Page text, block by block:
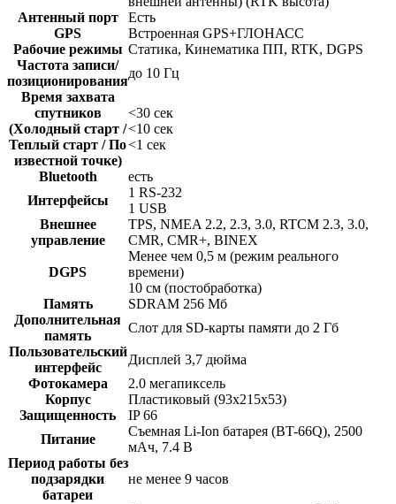
Антенный порт
Есть
GPS
Встроенная GPS+ГЛОНАСС
Рабочие режимы Статика, Кинематика ПП, RTK, DGPS
Частота записи/
позиционирования
до 10 Гц
Время захвата
спутников
(Холодный старт /
Теплый старт / По
известной точке)
<30 сек
<10 сек
<1 сек
Bluetooth
есть
Интерфейсы
1 RS-232
1 USB
Внешнее
управление
TPS, NMEA 2.2, 2.3, 3.0, RTCM 2.3, 3.0,
CMR, CMR+, BINEX
DGPS
Менее чем 0,5 м (режим реального
времени)
10 см (постобработка)
Память
SDRAM 256 Мб
Дополнительная
память
Слот для SD-карты памяти до 2 Гб
Пользовательский
интерфейс
Дисплей 3,7 дюйма
Фотокамера
2.0 мегапиксель
Корпус
Пластиковый (93х215х53)
Защищенность
IP 66
Питание
Съемная Li-Ion батарея (BT-66Q), 2500
мАч, 7.4 В
Период работы без
подзарядки
батареи
не менее 9 часов